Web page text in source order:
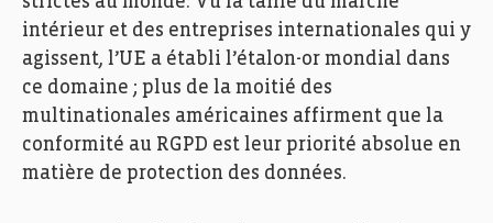
intérieur et des entreprises internationales qui y
agissent, l’UE a établi l’étalon-or mondial dans
ce domaine ; plus de la moitié des
multinationales américaines affirment que la
conformité au RGPD est leur priorité absolue en
matière de protection des données.